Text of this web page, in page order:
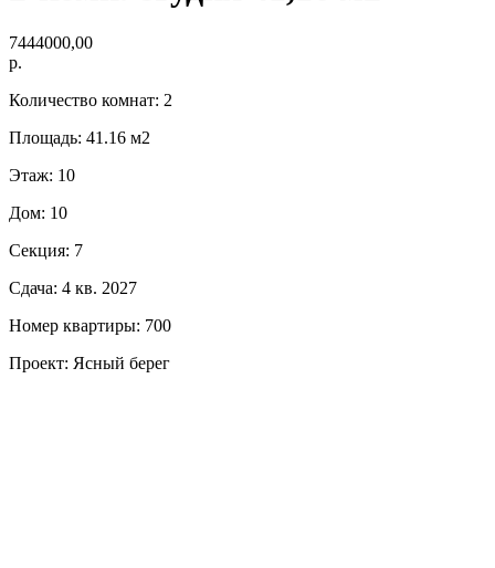
7444000,00
р.
Количество комнат: 2
Площадь: 41.16 м2
Этаж: 10
Дом: 10
Секция: 7
Сдача: 4 кв. 2027
Номер квартиры: 700
Проект: Ясный берег